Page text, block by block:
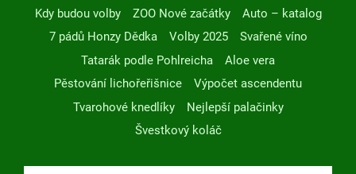
Kdy budou volby
ZOO Nové začátky
Auto – katalog
7 pádů Honzy Dědka
Volby 2025
Svařené víno
Tatarák podle Pohlreicha
Aloe vera
Pěstování lichořeřišnice
Výpočet ascendentu
Tvarohové knedlíky
Nejlepší palačinky
Švestkový koláč